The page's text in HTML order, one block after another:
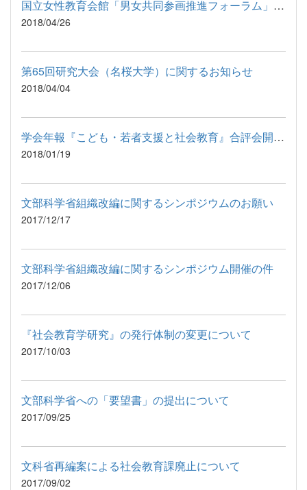
国立女性教育会館「男女共同参画推進フォーラム」のご案内
2018/04/26
第65回研究大会（名桜大学）に関するお知らせ
2018/04/04
学会年報『こども・若者支援と社会教育』合評会開催のお知らせ
2018/01/19
文部科学省組織改編に関するシンポジウムのお願い
2017/12/17
文部科学省組織改編に関するシンポジウム開催の件
2017/12/06
『社会教育学研究』の発行体制の変更について
2017/10/03
文部科学省への「要望書」の提出について
2017/09/25
文科省再編案による社会教育課廃止について
2017/09/02